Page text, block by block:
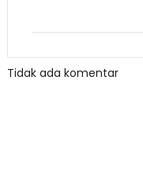
Tidak ada komentar